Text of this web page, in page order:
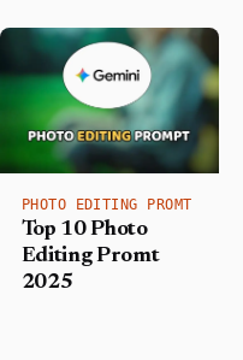
PHOTO EDITING PROMT
Top 10 Photo
Editing Promt
2025